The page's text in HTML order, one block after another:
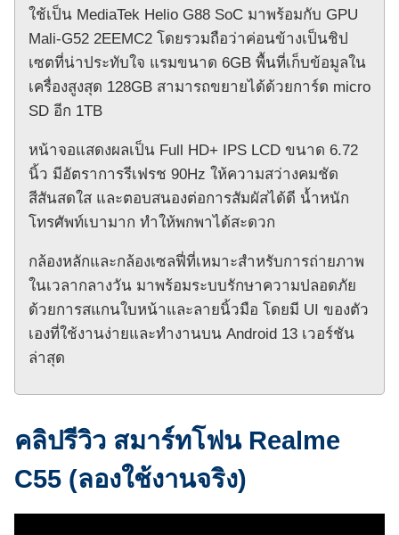
ใช้เป็น MediaTek Helio G88 SoC มาพร้อมกับ GPU
Mali-G52 2EEMC2 โดยรวมถือว่าค่อนข้างเป็นชิป
เซตที่น่าประทับใจ แรมขนาด 6GB พื้นที่เก็บข้อมูลใน
เครื่องสูงสุด 128GB สามารถขยายได้ด้วยการ์ด micro
SD อีก 1TB
หน้าจอแสดงผลเป็น Full HD+ IPS LCD ขนาด 6.72
นิ้ว มีอัตราการรีเฟรช 90Hz ให้ความสว่างคมชัด
สีสันสดใส และตอบสนองต่อการสัมผัสได้ดี น้ำหนัก
โทรศัพท์เบามาก ทำให้พกพาได้สะดวก
กล้องหลักและกล้องเซลฟี่ที่เหมาะสำหรับการถ่ายภาพ
ในเวลากลางวัน มาพร้อมระบบรักษาความปลอดภัย
ด้วยการสแกนใบหน้าและลายนิ้วมือ โดยมี UI ของตัว
เองที่ใช้งานง่ายและทำงานบน Android 13 เวอร์ชัน
ล่าสุด
คลิปรีวิว สมาร์ทโฟน Realme
C55 (ลองใช้งานจริง)